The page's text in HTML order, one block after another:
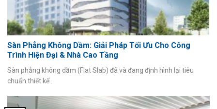
Sàn Phẳng Không Dầm: Giải Pháp Tối Ưu Cho Công
Trình Hiện Đại & Nhà Cao Tầng
Sàn phẳng không dầm (Flat Slab) đã và đang định hình lại tiêu
chuẩn thiết kế...